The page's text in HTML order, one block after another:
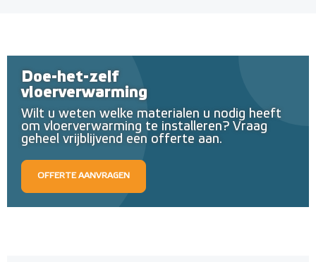
Doe-het-zelf
vloerverwarming
Wilt u weten welke materialen u nodig heeft
om vloerverwarming te installeren? Vraag
geheel vrijblijvend een offerte aan.
OFFERTE AANVRAGEN